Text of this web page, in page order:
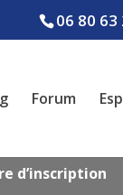
06 80 63
Forum
d’inscription